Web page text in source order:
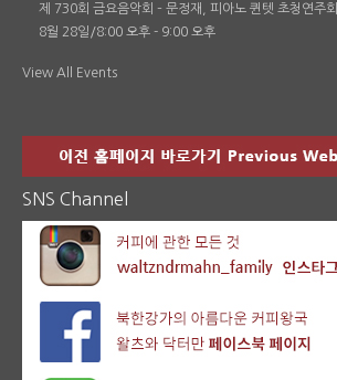
제 730회 금요음악회 – 문정재, 피아노 퀸텟 초청연주회
8월 28일/8:00 오후 - 9:00 오후
View All Events
SNS Channel